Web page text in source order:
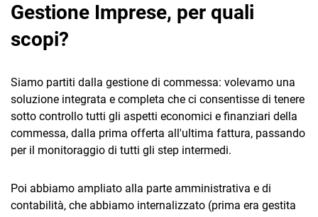
Gestione Imprese, per quali
scopi?
Siamo partiti dalla gestione di commessa: volevamo una
soluzione integrata e completa che ci consentisse di tenere
sotto controllo tutti gli aspetti economici e finanziari della
commessa, dalla prima offerta all'ultima fattura, passando
per il monitoraggio di tutti gli step intermedi.
Poi abbiamo ampliato alla parte amministrativa e di
contabilità, che abbiamo internalizzato (prima era gestita